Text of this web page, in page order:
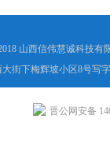
山西信伟慧诚科技有
街下梅辉坡小区8号写
晋公网安备